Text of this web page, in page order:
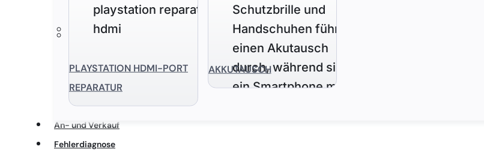
PLAYSTATION HDMI-PORT
REPARATUR
AKKUTAUSCH
An- und Verkauf
Fehlerdiagnose